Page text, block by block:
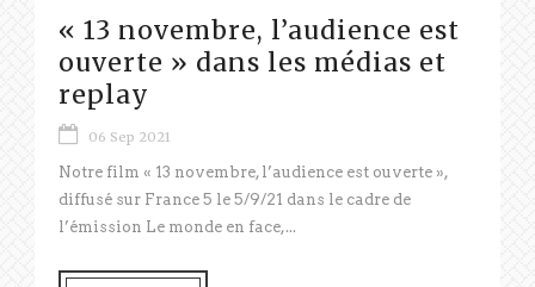
« 13 novembre, l’audience est
ouverte » dans les médias et
replay
06 Sep 2021
Notre film « 13 novembre, l’audience est ouverte »,
diffusé sur France 5 le 5/9/21 dans le cadre de
l’émission Le monde en face,...